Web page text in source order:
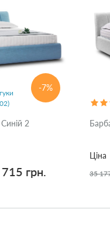
-7%
2
грн.
Ціна
35